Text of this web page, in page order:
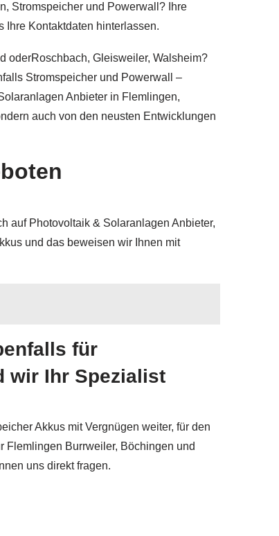
Stromspeicher und Powerwall? Ihre
Ihre Kontaktdaten hinterlassen.
oderRoschbach, Gleisweiler, Walsheim?
Stromspeicher und Powerwall –
Anbieter in Flemlingen,
auch von den neusten Entwicklungen
auf Photovoltaik & Solaranlagen Anbieter,
und das beweisen wir Ihnen mit
für
wir Ihr Spezialist
Akkus mit Vergnügen weiter, für den
Flemlingen Burrweiler, Böchingen und
uns direkt fragen.